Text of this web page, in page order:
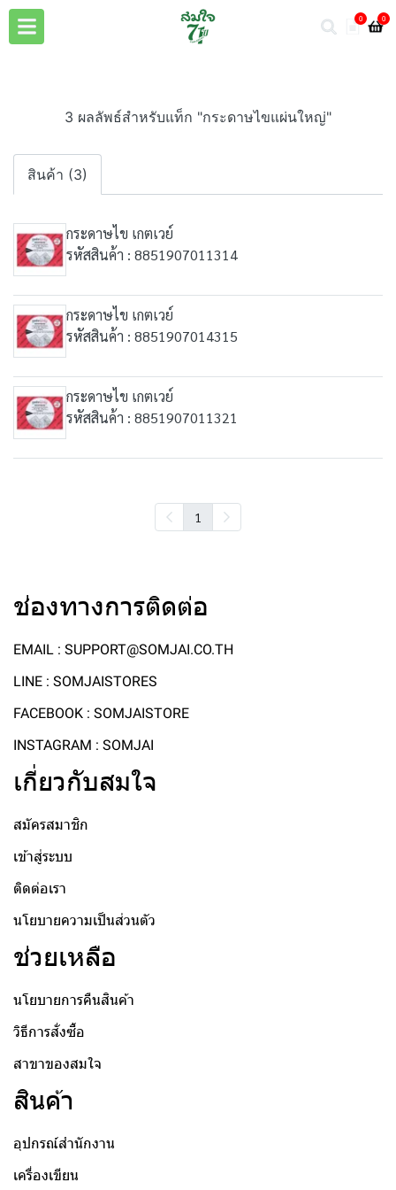
0 0
3 ผลลัพธ์สำหรับแท็ก "กระดาษไขแผ่นใหญ่"
สินค้า (3)
กระดาษไข เกตเวย์
รหัสสินค้า : 8851907011314
กระดาษไข เกตเวย์
รหัสสินค้า : 8851907014315
กระดาษไข เกตเวย์
รหัสสินค้า : 8851907011321
1
ช่องทางการติดต่อ
EMAIL : SUPPORT@SOMJAI.CO.TH
LINE : SOMJAISTORES
FACEBOOK : SOMJAISTORE
INSTAGRAM : SOMJAI
เกี่ยวกับสมใจ
สมัครสมาชิก
เข้าสู่ระบบ
ติดต่อเรา
นโยบายความเป็นส่วนตัว
ช่วยเหลือ
นโยบายการคืนสินค้า
วิธีการสั่งซื้อ
สาขาของสมใจ
สินค้า
อุปกรณ์สำนักงาน
เครื่องเขียน